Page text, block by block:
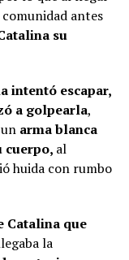
antes
su
intentó escapar,
a golpearla,
arma blanca
cuerpo, al
huida con rumbo
Catalina que
la